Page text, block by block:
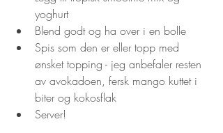
yoghurt
Blend godt og ha over i en bolle
Spis som den er eller topp med
ønsket topping - jeg anbefaler resten
av avokadoen, fersk mango kuttet i
biter og kokosflak
Server!